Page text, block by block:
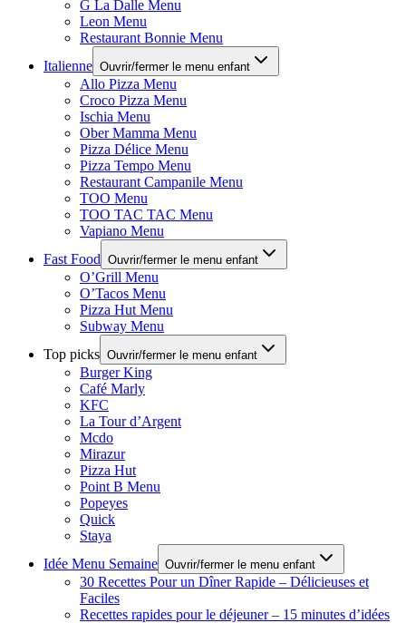
G La Dalle Menu
Leon Menu
Restaurant Bonnie Menu
Italienne Ouvrir/fermer le menu enfant
Allo Pizza Menu
Croco Pizza Menu
Ischia Menu
Ober Mamma Menu
Pizza Délice Menu
Pizza Tempo Menu
Restaurant Campanile Menu
TOO Menu
TOO TAC TAC Menu
Vapiano Menu
Fast Food Ouvrir/fermer le menu enfant
O’Grill Menu
O’Tacos Menu
Pizza Hut Menu
Subway Menu
Top picks Ouvrir/fermer le menu enfant
Burger King
Café Marly
KFC
La Tour d’Argent
Mcdo
Mirazur
Pizza Hut
Point B Menu
Popeyes
Quick
Staya
Idée Menu Semaine Ouvrir/fermer le menu enfant
30 Recettes Pour un Dîner Rapide – Délicieuses et
Faciles
Recettes rapides pour le déjeuner – 15 minutes d’idées